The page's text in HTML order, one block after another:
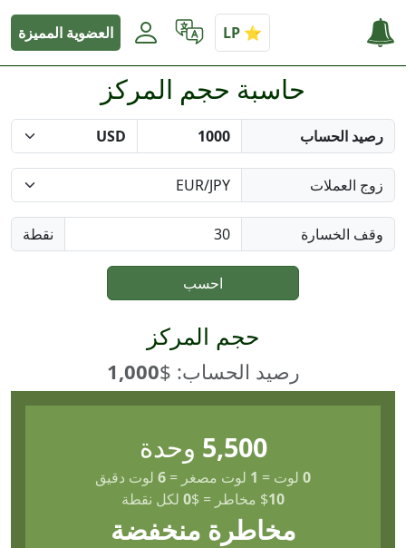
العضوية المميزة
حاسبة حجم المركز
رصيد الحساب
زوج العملات
وقف الخسارة نقطة
احسب
حجم المركز
رصيد الحساب: $1,000
5,500 وحدة
0 لوت =
1 لوت مصغر =
6 لوت دقيق
$10 مخاطر =
$
0 لكل نقطة
مخاطرة منخفضة